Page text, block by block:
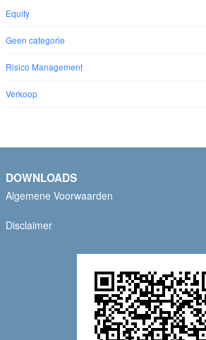
Equity
Geen categorie
Risico Management
Verkoop
DOWNLOADS
Algemene Voorwaarden
Disclaimer